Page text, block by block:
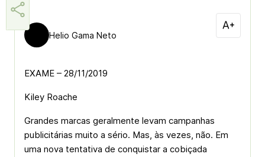
Helio Gama Neto
EXAME – 28/11/2019
Kiley Roache
Grandes marcas geralmente levam campanhas
publicitárias muito a sério. Mas, às vezes, não. Em
uma nova tentativa de conquistar a cobiçada